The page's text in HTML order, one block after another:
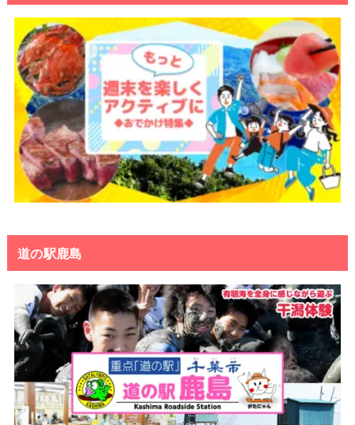
道の駅鹿島